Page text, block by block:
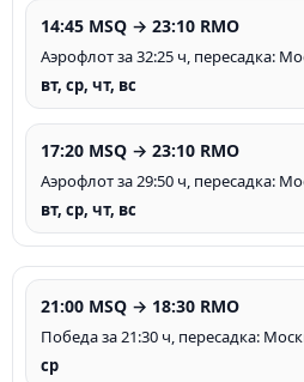
14:45 MSQ → 23:10 RMO
Аэрофлот за 32:25 ч, пересадка:
вт, ср, чт, вс
17:20 MSQ → 23:10 RMO
Аэрофлот за 29:50 ч, пересадка:
вт, ср, чт, вс
21:00 MSQ → 18:30 RMO
Победа за 21:30 ч, пересадка:
ср